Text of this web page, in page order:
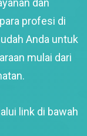
dan
profesi di
Anda untuk
mulai dari
link di bawah